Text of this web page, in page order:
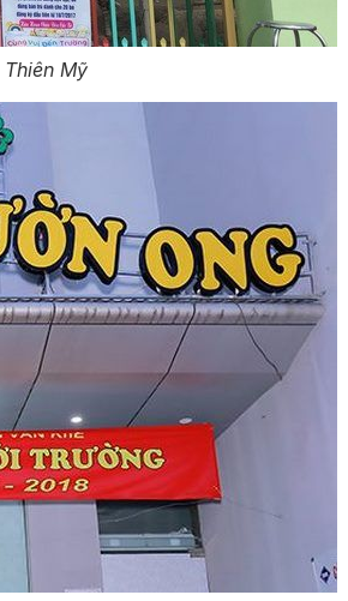
Thiên Mỹ